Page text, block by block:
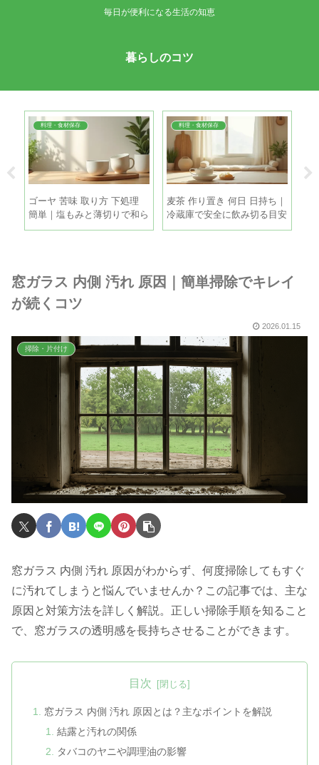
毎日が便利になる生活の知恵
暮らしのコツ
料理・食材保存
ゴーヤ 苦味 取り方 下処理
簡単｜塩もみと薄切りで和ら
げる手順
料理・食材保存
麦茶 作り置き 何日 日持ち｜
冷蔵庫で安全に飲み切る目安
と保存のコツ
窓ガラス 内側 汚れ 原因｜簡単掃除でキレイ
が続くコツ
2026.01.15
掃除・片付け
窓ガラス 内側 汚れ 原因がわからず、何度掃除してもすぐ
に汚れてしまうと悩んでいませんか？この記事では、主な
原因と対策方法を詳しく解説。正しい掃除手順を知ること
で、窓ガラスの透明感を長持ちさせることができます。
目次
窓ガラス 内側 汚れ 原因とは？主なポイントを解説
結露と汚れの関係
タバコのヤニや調理油の影響